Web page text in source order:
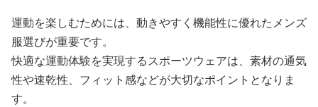
運動を楽しむためには、動きやすく機能性に優れたメンズ
服選びが重要です。
快適な運動体験を実現するスポーツウェアは、素材の通気
性や速乾性、フィット感などが大切なポイントとなりま
す。